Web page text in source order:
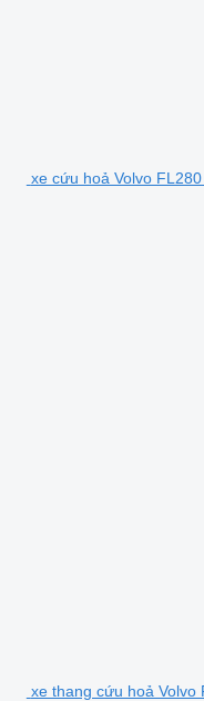
xe cứu hoả Volvo
xe thang cứu hoả Volvo